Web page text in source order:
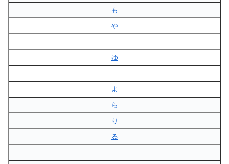
も
や
–
ゆ
–
よ
ら
り
る
–